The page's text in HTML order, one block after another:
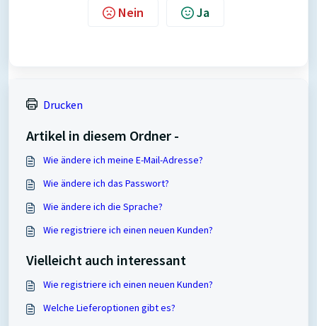
Nein Ja
Drucken
Artikel in diesem Ordner -
Wie ändere ich meine E-Mail-Adresse?
Wie ändere ich das Passwort?
Wie ändere ich die Sprache?
Wie registriere ich einen neuen Kunden?
Vielleicht auch interessant
Wie registriere ich einen neuen Kunden?
Welche Lieferoptionen gibt es?